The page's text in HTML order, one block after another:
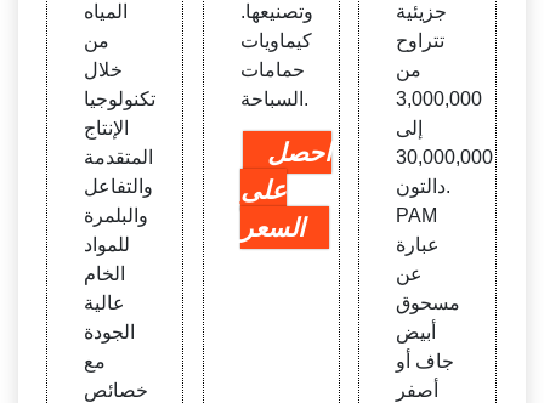
المياه
من
خلال
تكنولوجيا
الإنتاج
المتقدمة
والتفاعل
والبلمرة
للمواد
الخام
عالية
الجودة
مع
خصائص
وتصنيعها.
كيماويات
حمامات
السباحة.
احصل
على
السعر
جزيئية
تتراوح
من
3,000,000
إلى
30,000,000
دالتون.
PAM
عبارة
عن
مسحوق
أبيض
جاف أو
أصفر